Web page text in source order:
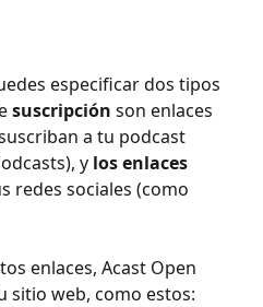
especificar dos tipos
suscripción son enlaces
a tu podcast
y los enlaces
redes sociales (como
enlaces, Acast Open
sitio web, como estos: